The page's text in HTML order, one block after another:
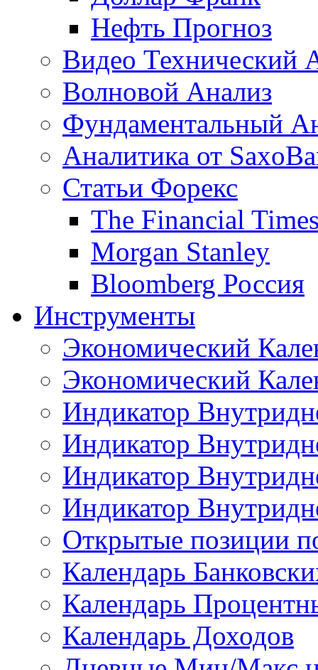
Нефть Прогноз
Видео Технический
Волновой Анализ
Фундаментальный
Аналитика от
Статьи Форекс
The Financial
Morgan Stanley
Bloomberg Россия
Инструменты
Экономический
Экономический
Индикатор
Индикатор
Индикатор
Индикатор
Открытые позиции
Календарь
Календарь
Календарь Доходов